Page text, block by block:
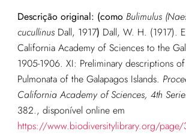
Descrição original: (como Bulimulus
cucullinusDall, 1917) Dall, W. H. (1917).
California Academy of Sciences to the
1905-1906. XI: Preliminary descriptions
Pulmonata of the Galapagos Islands.
California Academy of Sciences, 4th
382., disponível online em
https://www.biodiversitylibrary.org/